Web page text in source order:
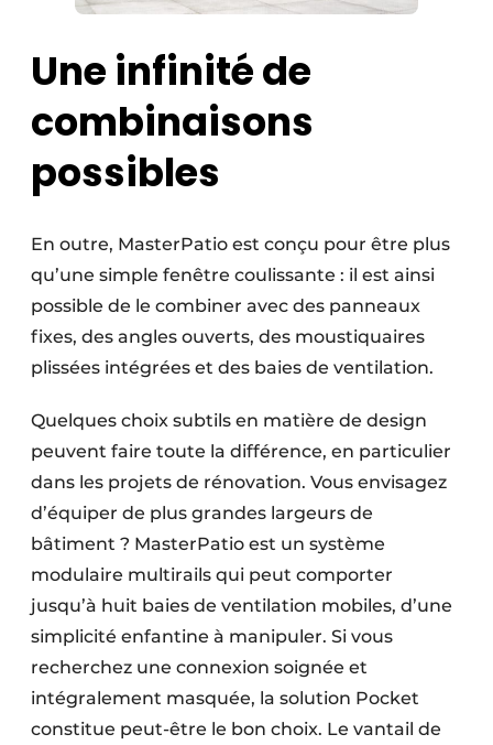
Une infinité de
combinaisons
possibles
En outre, MasterPatio est conçu pour être plus
qu’une simple fenêtre coulissante : il est ainsi
possible de le combiner avec des panneaux
fixes, des angles ouverts, des moustiquaires
plissées intégrées et des baies de ventilation.
Quelques choix subtils en matière de design
peuvent faire toute la différence, en particulier
dans les projets de rénovation. Vous envisagez
d’équiper de plus grandes largeurs de
bâtiment ? MasterPatio est un système
modulaire multirails qui peut comporter
jusqu’à huit baies de ventilation mobiles, d’une
simplicité enfantine à manipuler. Si vous
recherchez une connexion soignée et
intégralement masquée, la solution Pocket
constitue peut-être le bon choix. Le vantail de